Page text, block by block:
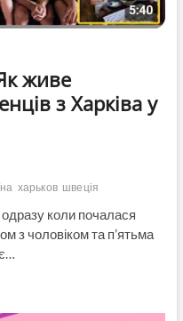
живе
з Харківа у
харьков швеція
коли почалася
з чоловіком та п’ятьма